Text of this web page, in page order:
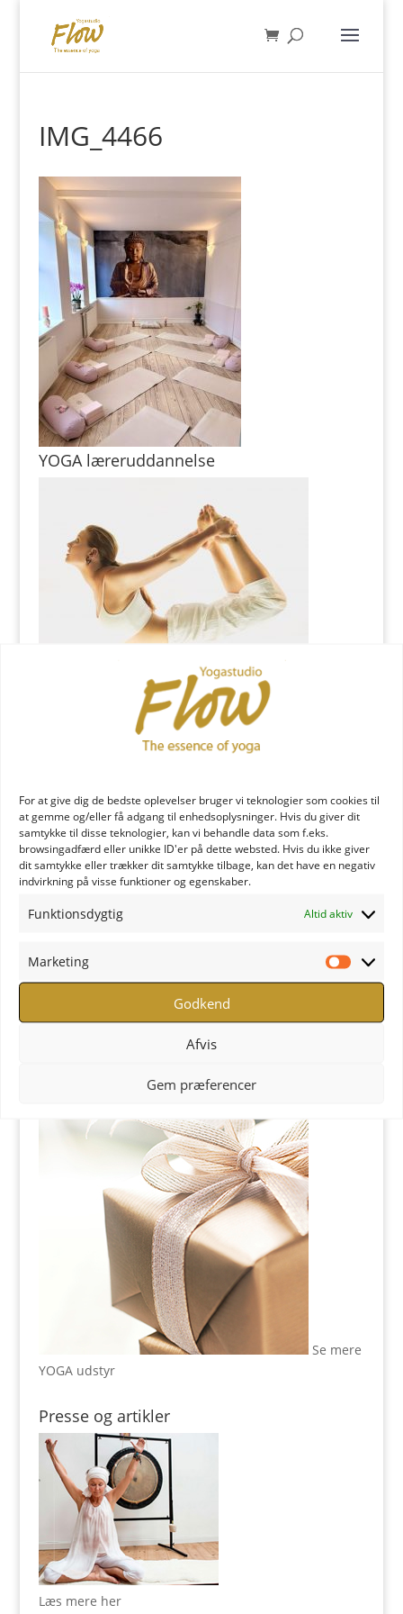
For at give dig de bedste oplevelser bruger vi teknologier som cookies til
at gemme og/eller få adgang til enhedsoplysninger. Hvis du giver dit
samtykke til disse teknologier, kan vi behandle data som f.eks.
browsingadfærd eller unikke ID'er på dette websted. Hvis du ikke giver
dit samtykke eller trækker dit samtykke tilbage, kan det have en negativ
indvirkning på visse funktioner og egenskaber.
Funktionsdygtig Altid aktiv
Marketing
Godkend
Afvis
Gem præferencer
IMG_4466
YOGA læreruddannelse
YOGA uddannelse - læs mere
YOGA Retreats
YOGA Retreats - Læs mere
Se mere
YOGA udstyr
Presse og artikler
Læs mere her